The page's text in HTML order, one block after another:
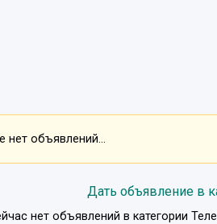
нет объявлений...
Дать объявление в
нет объявлений в категории